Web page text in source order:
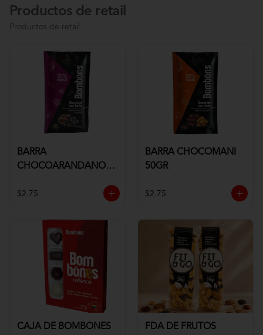
Productos de retail
Productos de retail
BARRA
CHOCOARANDANOS
$2.75
BARRA CHOCOMANI
50GR
$2.75
CAJA DE BOMBONES
FDA DE FRUTOS